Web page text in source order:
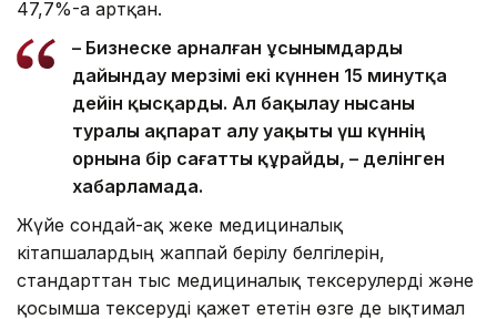
47,7%-ға артқан.
– Бизнеске арналған ұсынымдарды
дайындау мерзімі екі күннен 15 минутқа
дейін қысқарды. Ал бақылау нысаны
туралы ақпарат алу уақыты үш күннің
орнына бір сағатты құрайды, – делінген
хабарламада.
Жүйе сондай-ақ жеке медициналық
кітапшалардың жаппай берілу белгілерін,
стандарттан тыс медициналық тексерулерді және
қосымша тексеруді қажет ететін өзге де ықтимал